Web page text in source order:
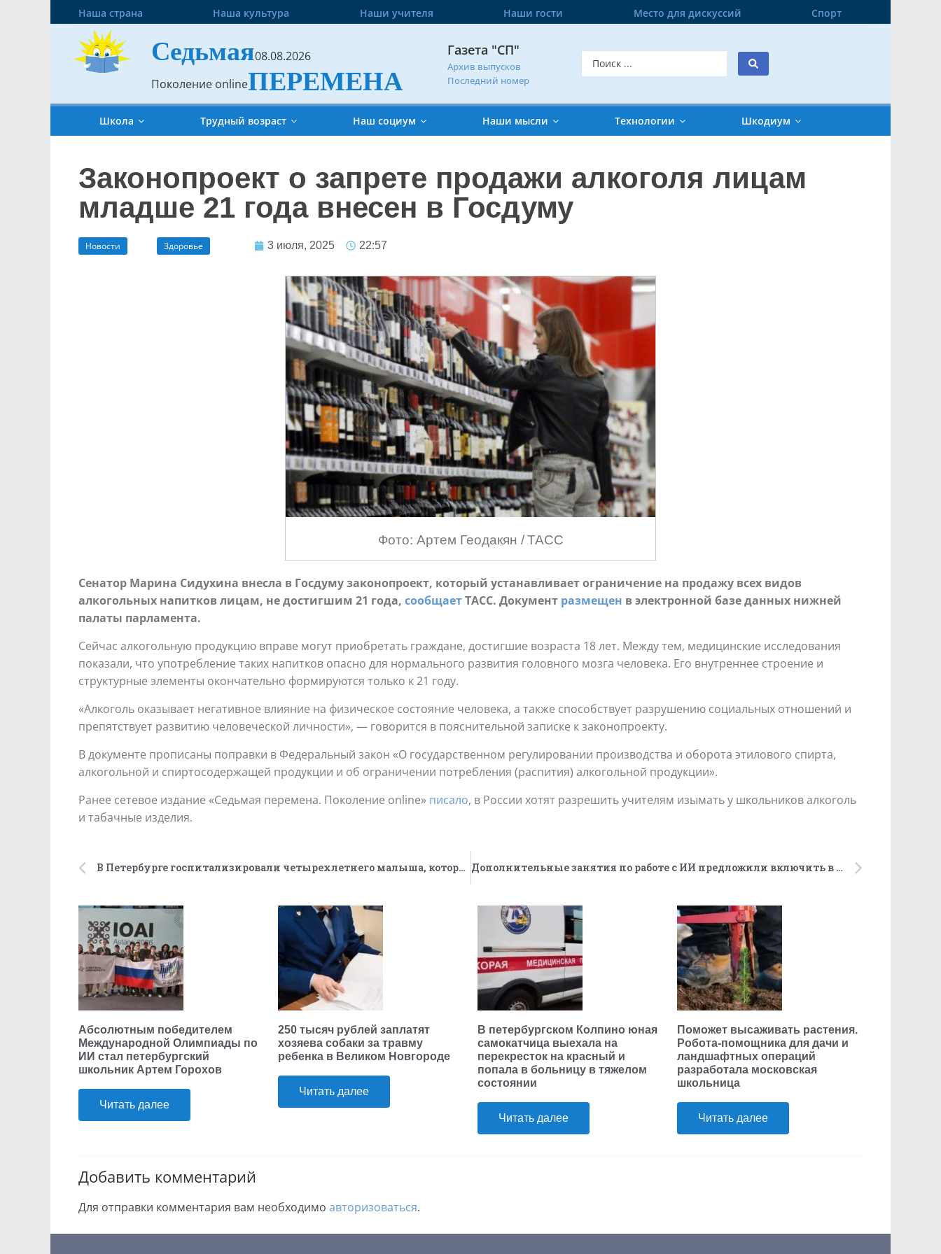
Наша страна Наша культура Наши учителя Наши гости Место для дискуссий Спорт
Седьмая08.08.2026
Поколение onlineПЕРЕМЕНА
Газета "СП"
Архив выпусков
Последний номер
Школа Трудный возраст Наш социум Наши мысли Технологии Шкодиум
Законопроект о запрете продажи алкоголя лицам
младше 21 года внесен в Госдуму
Новости Здоровье 3 июля, 2025 22:57
Фото: Артем Геодакян / ТАСС
Сенатор Марина Сидухина внесла в Госдуму законопроект, который устанавливает ограничение на продажу всех видов
алкогольных напитков лицам, не достигшим 21 года, сообщаетТАСС. Документ размещен в электронной базе данных нижней
палаты парламента.
Сейчас алкогольную продукцию вправе могут приобретать граждане, достигшие возраста 18 лет. Между тем, медицинские исследования
показали, что употребление таких напитков опасно для нормального развития головного мозга человека. Его внутреннее строение и
структурные элементы окончательно формируются только к 21 году.
«Алкоголь оказывает негативное влияние на физическое состояние человека, а также способствует разрушению социальных отношений и
препятствует развитию человеческой личности», — говорится в пояснительной записке к законопроекту.
В документе прописаны поправки в Федеральный закон «О государственном регулировании производства и оборота этилового спирта,
алкогольной и спиртосодержащей продукции и об ограничении потребления (распития) алкогольной продукции».
Ранее сетевое издание «Седьмая перемена. Поколение online» писало, в России хотят разрешить учителям изымать у школьников алкоголь
и табачные изделия.
В Петербурге госпитализировали четырехлетнего малыша, которого сбила машина во дворе дома Дополнительные занятия по работе с ИИ предложили включить в программу школ и колледжей
Абсолютным победителем
Международной Олимпиады по
ИИ стал петербургский
школьник Артем Горохов
Читать далее
250 тысяч рублей заплатят
хозяева собаки за травму
ребенка в Великом Новгороде
Читать далее
В петербургском Колпино юная
самокатчица выехала на
перекресток на красный и
попала в больницу в тяжелом
состоянии
Читать далее
Поможет высаживать растения.
Робота-помощника для дачи и
ландшафтных операций
разработала московская
школьница
Читать далее
Добавить комментарий
Для отправки комментария вам необходимо авторизоваться.